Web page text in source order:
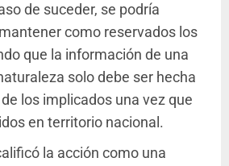
de suceder, se podría
como reservados los
que la información de una
solo debe ser hecha
los implicados una vez que
en territorio nacional.
la acción como una